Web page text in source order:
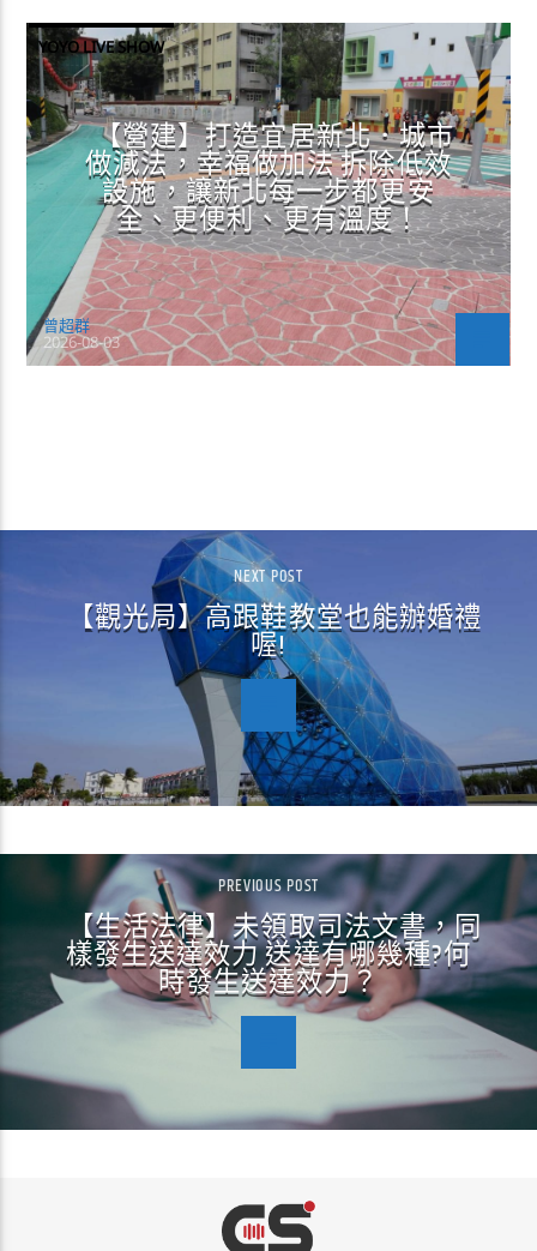
YOYO LIVE SHOW
【營建】打造宜居新北．城市
做減法，幸福做加法 拆除低效
設施，讓新北每一步都更安
全、更便利、更有溫度！
曾超群
2026-08-03
NEXT POST
【觀光局】高跟鞋教堂也能辦婚禮
喔!
PREVIOUS POST
【生活法律】未領取司法文書，同
樣發生送達效力 送達有哪幾種?何
時發生送達效力？